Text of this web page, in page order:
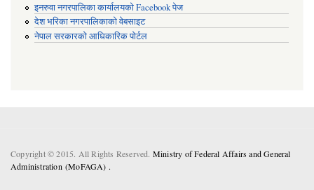
इनरुवा नगरपालिका कार्यालयको Facebook पेज
देश भरिका नगरपालिकाको वेबसाइट
नेपाल सरकारको आधिकारिक पोर्टल
Copyright © 2015. All Rights Reserved. Ministry of Federal Affairs and General
Administration (MoFAGA) .